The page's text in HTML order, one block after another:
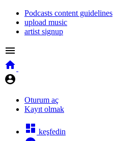
Podcasts content guidelines
upload music
artist signup
Oturum aç
Kayıt olmak
keşfedin